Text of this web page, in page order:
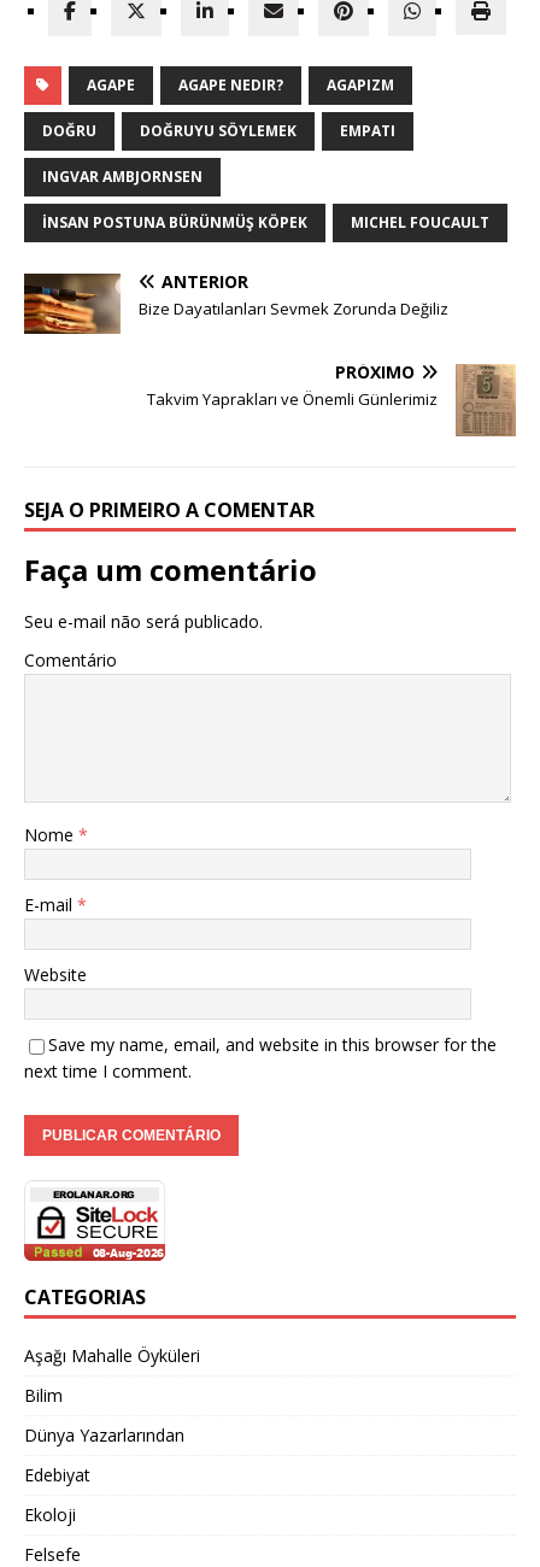
AGAPE AGAPE NEDIR? AGAPIZM
DOĞRU DOĞRUYU SÖYLEMEK EMPATI
INGVAR AMBJORNSEN
İNSAN POSTUNA BÜRÜNMÜŞ KÖPEK MICHEL FOUCAULT
ANTERIOR
Bize Dayatılanları Sevmek Zorunda Değiliz
PRÓXIMO
Takvim Yaprakları ve Önemli Günlerimiz
SEJA O PRIMEIRO A COMENTAR
Faça um comentário
Seu e-mail não será publicado.
Comentário
Nome *
E-mail *
Website
Save my name, email, and website in this browser for the
next time I comment.
CATEGORIAS
Aşağı Mahalle Öyküleri
Bilim
Dünya Yazarlarından
Edebiyat
Ekoloji
Felsefe